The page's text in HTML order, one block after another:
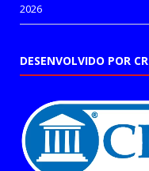
2026
DESENVOLVIDO POR